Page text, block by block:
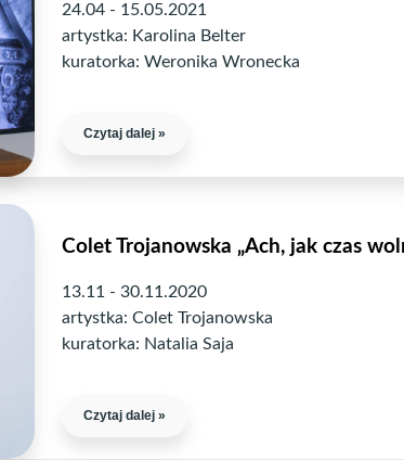
24.04 - 15.05.2021
artystka: Karolina Belter
kuratorka: Weronika Wronecka
Czytaj dalej »
Colet Trojanowska „Ach, jak czas
13.11 - 30.11.2020
artystka: Colet Trojanowska
kuratorka: Natalia Saja
Czytaj dalej »